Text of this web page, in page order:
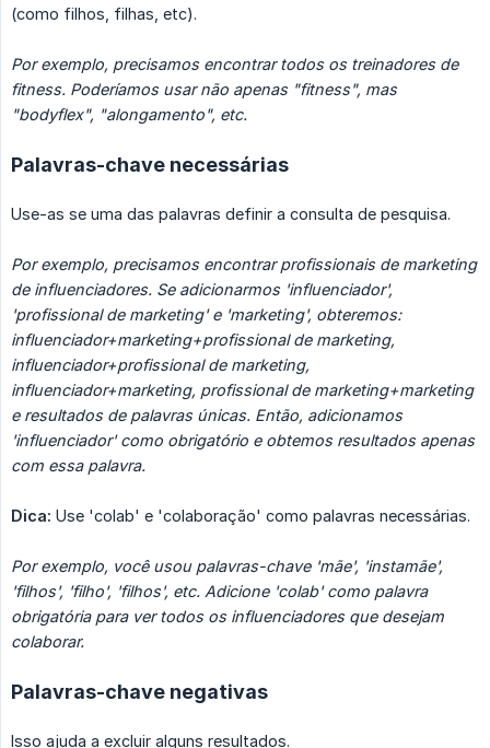
(como filhos, filhas, etc).
Por exemplo, precisamos encontrar todos os treinadores de
fitness. Poderíamos usar não apenas "fitness", mas
"bodyflex", "alongamento", etc.
Palavras-chave necessárias
Use-as se uma das palavras definir a consulta de pesquisa.
Por exemplo, precisamos encontrar profissionais de marketing
de influenciadores. Se adicionarmos 'influenciador',
'profissional de marketing' e 'marketing', obteremos:
influenciador+marketing+profissional de marketing,
influenciador+profissional de marketing,
influenciador+marketing, profissional de marketing+marketing
e resultados de palavras únicas. Então, adicionamos
'influenciador' como obrigatório e obtemos resultados apenas
com essa palavra.
Dica: Use 'colab' e 'colaboração' como palavras necessárias.
Por exemplo, você usou palavras-chave 'mãe', 'instamãe',
'filhos', 'filho', 'filhos', etc. Adicione 'colab' como palavra
obrigatória para ver todos os influenciadores que desejam
colaborar.
Palavras-chave negativas
Isso ajuda a excluir alguns resultados.